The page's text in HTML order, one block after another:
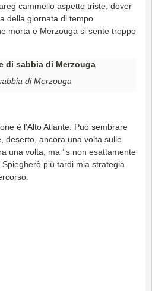
cammello aspetto triste, dover
della giornata di tempo
morta e Merzouga si sente troppo
di Merzouga
è l'Alto Atlante. Può sembrare
deserto, ancora una volta sulle
una volta, ma ’ s non esattamente
più tardi mia strategia